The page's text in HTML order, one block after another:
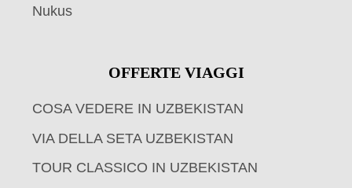
Nukus
OFFERTE VIAGGI
COSA VEDERE IN UZBEKISTAN
VIA DELLA SETA UZBEKISTAN
TOUR CLASSICO IN UZBEKISTAN